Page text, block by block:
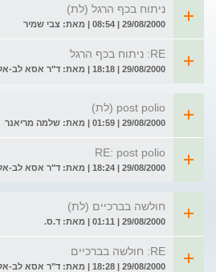
ניתוח בכף הרגל (לת)
29/08/2000 | 08:54 | מאת: צבי שמיר
RE: ניתוח בכף הרגל
29/08/2000 | 18:18 | מאת: ד"ר אסא לב-אל
post polio (לת)
29/08/2000 | 01:59 | מאת: שלמה מריאנר
RE: post polio
29/08/2000 | 18:24 | מאת: ד"ר אסא לב-אל
חולשה בברכיים (לת)
29/08/2000 | 01:11 | מאת: ד.ס.
RE: חולשה בברכיים
29/08/2000 | 18:28 | מאת: ד"ר אסא לב-אל